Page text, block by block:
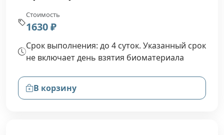
Стоимость
1630 ₽
Срок выполнения: до 4 суток. Указанный срок
не включает день взятия биоматериала
В корзину